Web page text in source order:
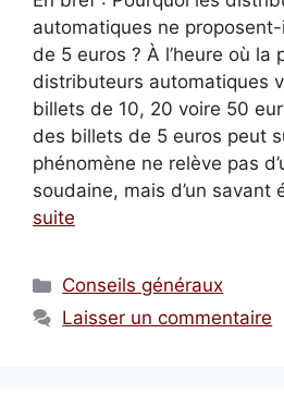
automatiques ne
de 5 euros ? À l’heure où la
distributeurs automatiques
billets de 10, 20 voire 50
des billets de 5 euros peut
phénomène ne relève pas
soudaine, mais d’un savant
suite
Catégories
Conseils généraux
Laisser un commentaire